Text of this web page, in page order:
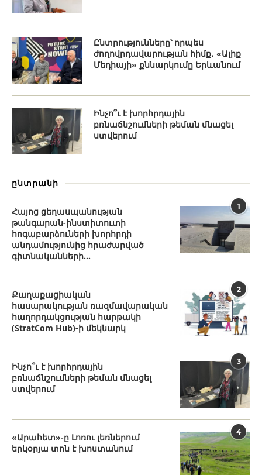
Ընտրությունները՝ որպես
ժողովրդավարության հիմք․ «Ալիք
Մեդիայի» քննարկումը Երևանում
Ինչո՞ւ է խորհրդային
բռնաճնշումների թեման մնացել
ստվերում
ընտրանի
1
Հայոց ցեղասպանության
թանգարան-ինստիտուտի
հոգաբարձուների խորհրդի
անդամությունից հրաժարված
գիտնականների...
2
Քաղաքացիական
հասարակության ռազմավարական
հաղորդակցության հարթակի
(StratCom Hub)-ի մեկնարկ
3
Ինչո՞ւ է խորհրդային
բռնաճնշումների թեման մնացել
ստվերում
4
«Արահետ»-ը Լոռու լեռներում
երկօրյա տոն է խոստանում